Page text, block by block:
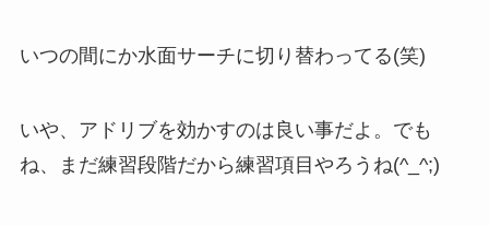
いつの間にか水面サーチに切り替わってる(笑)
いや、アドリブを効かすのは良い事だよ。でも
ね、まだ練習段階だから練習項目やろうね(^_^;)